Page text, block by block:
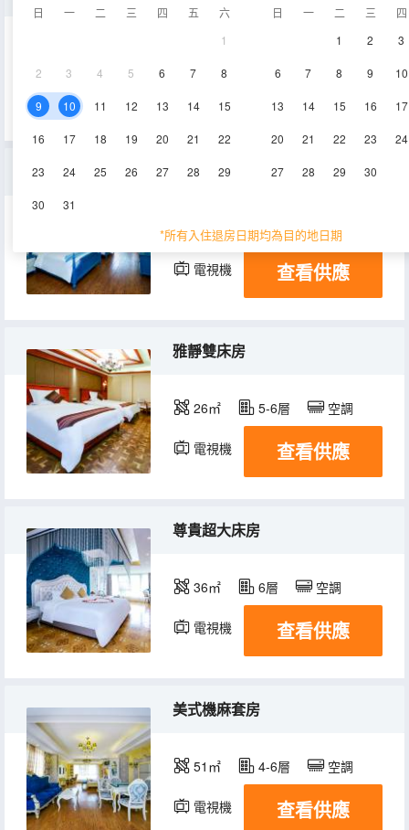
日 一 二 三 四 五
六
1
2 3 4 5 6 7 8
9 10 11 12 13 14 15
16 17 18 19 20 21 22
23 24 25 26 27 28 29
30 31
日 一 二 三
四
1
2 3
6 7 8 9 10
13 14 15 16 17
20 21 22 23 24
27 28 29 30
*所有入住退房日期均為目的地日期
空調
豪華雙床房
36㎡ 4-6層 空調
電視機 查看供應
雅靜雙床房
26㎡ 5-6層 空調
電視機 查看供應
尊貴超大床房
36㎡ 6層 空調
電視機 查看供應
美式機麻套房
51㎡ 4-6層 空調
電視機 查看供應